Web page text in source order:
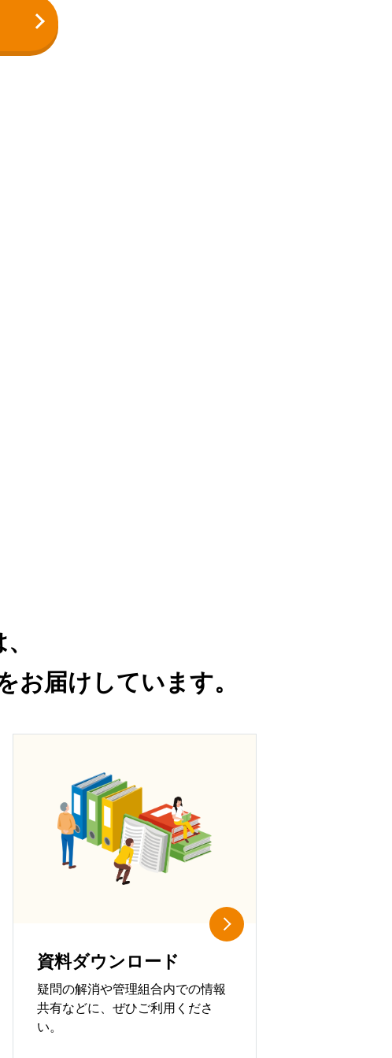
お届けしています。
資料ダウンロード
疑問の解消や管理組合内での情報
共有などに、ぜひご利用くださ
い。